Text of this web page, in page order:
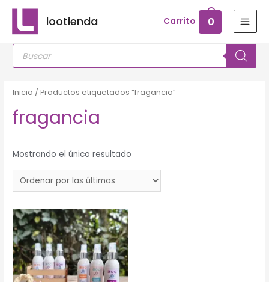
contenido
lootienda Carrito 0
Búsqueda
Inicio / Productos etiquetados “fragancia”
fragancia
Mostrando el único resultado